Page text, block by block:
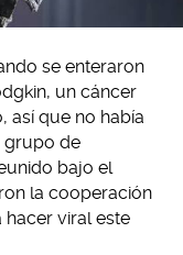
se enteraron
un cáncer
así que no había
grupo de
bajo el
la cooperación
viral este